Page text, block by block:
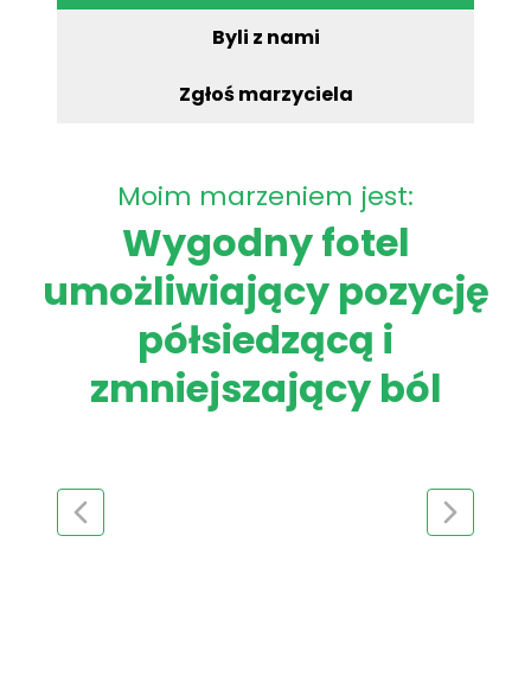
Byli z nami
Zgłoś marzyciela
Moim marzeniem jest:
Wygodny fotel
umożliwiający pozycję
półsiedzącą i
zmniejszający ból